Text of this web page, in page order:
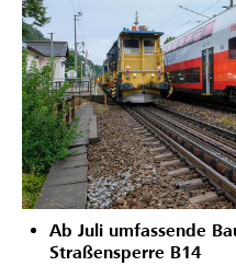
Ab Juli umfassende
Straßensperre B14